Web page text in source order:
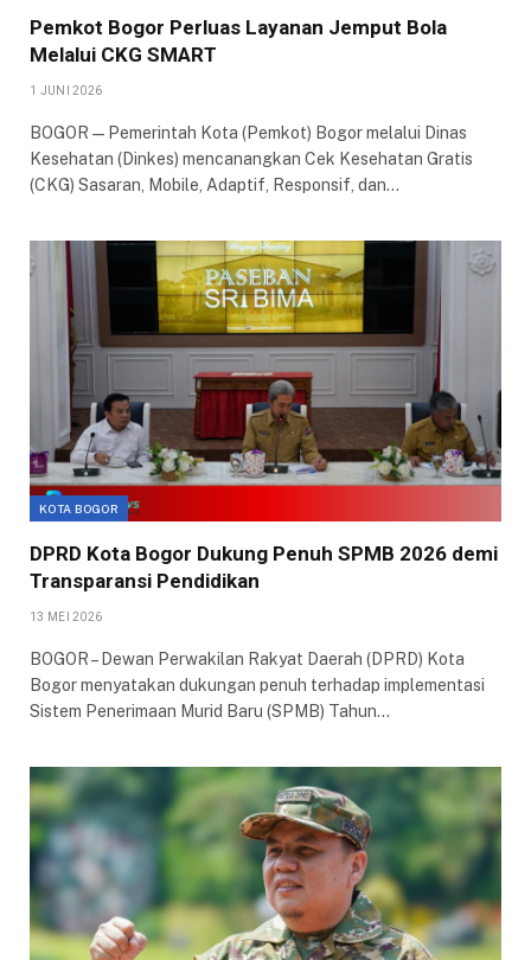
Pemkot Bogor Perluas Layanan Jemput Bola
Melalui CKG SMART
1 JUNI 2026
BOGOR — Pemerintah Kota (Pemkot) Bogor melalui Dinas
Kesehatan (Dinkes) mencanangkan Cek Kesehatan Gratis
(CKG) Sasaran, Mobile, Adaptif, Responsif, dan…
KOTA BOGOR
DPRD Kota Bogor Dukung Penuh SPMB 2026 demi
Transparansi Pendidikan
13 MEI 2026
​BOGOR – Dewan Perwakilan Rakyat Daerah (DPRD) Kota
Bogor menyatakan dukungan penuh terhadap implementasi
Sistem Penerimaan Murid Baru (SPMB) Tahun…